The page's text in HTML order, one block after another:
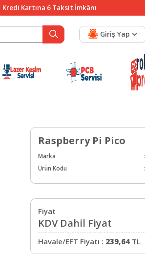
Kartına 6 Taksit İmkânı
Giriş Yap
Raspberry Pi Pico
Marka :
Ürün Kodu
:
Fiyat
KDV Dahil Fiyat
Havale/EFT Fiyatı : 239,64 TL